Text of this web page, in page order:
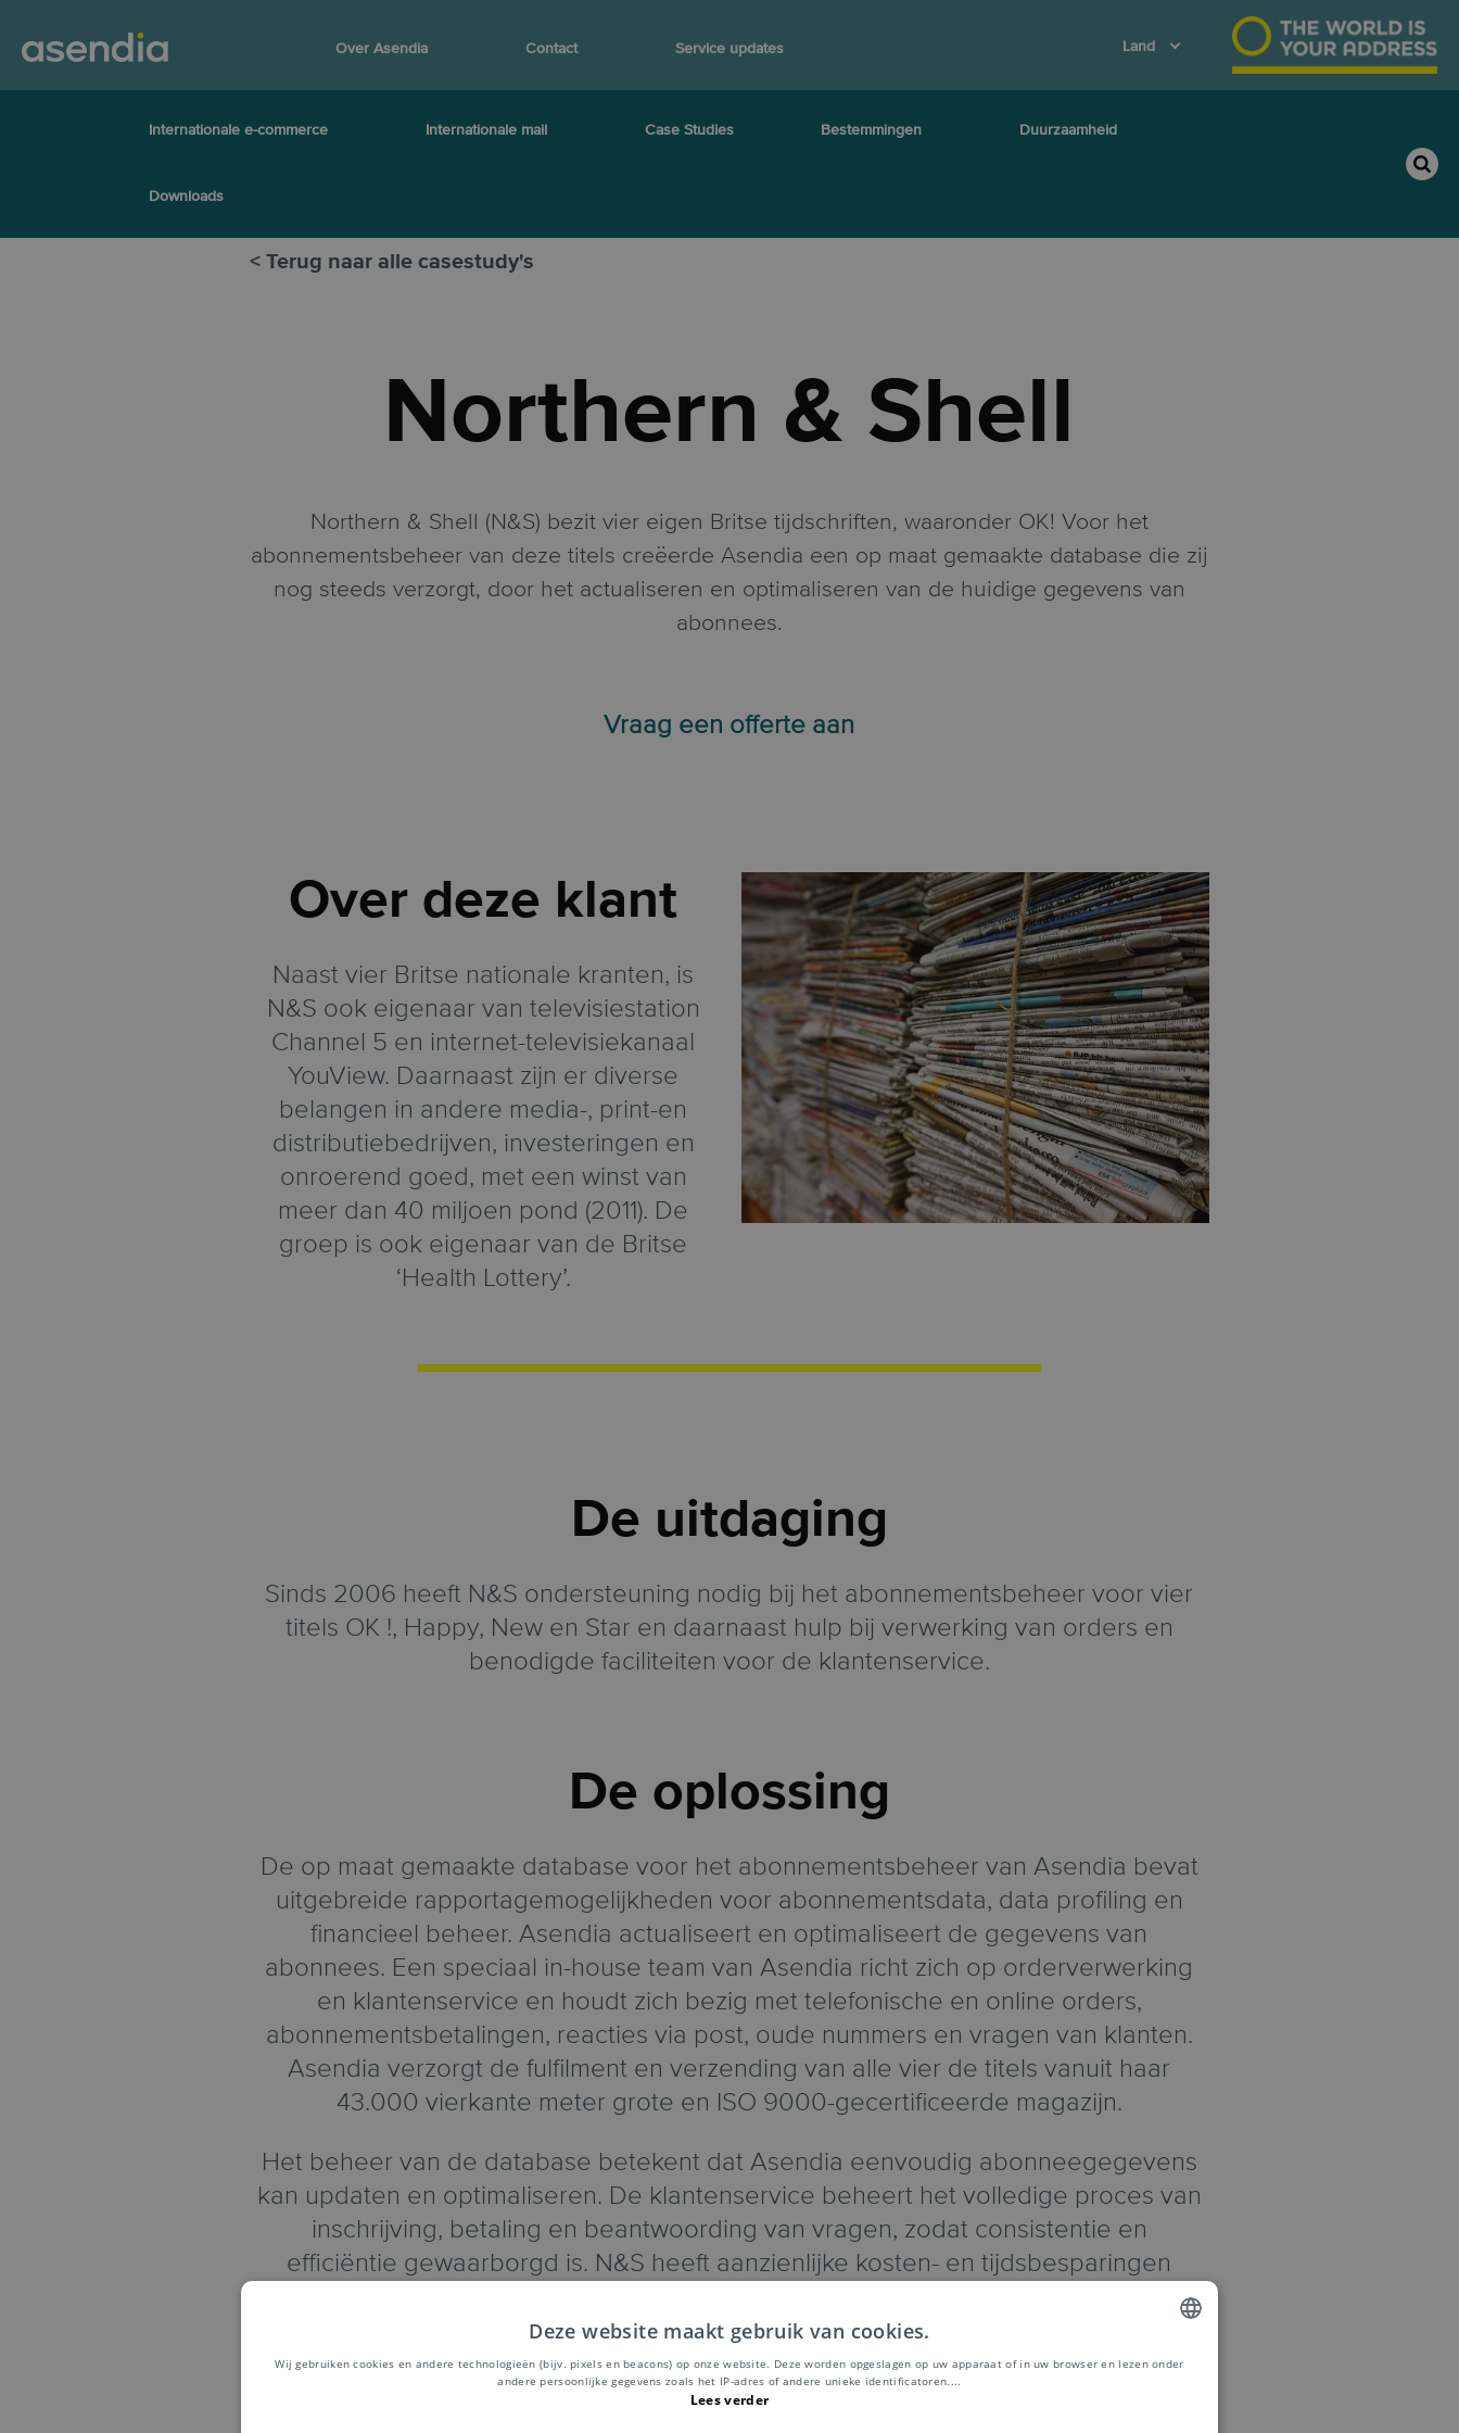
Over Asendia Contact Service updates Land
Internationale e-commerce Internationale mail Case Studies Bestemmingen Duurzaamheid
Downloads
< Terug naar alle casestudy's
Northern & Shell
Northern & Shell (N&S) bezit vier eigen Britse tijdschriften, waaronder OK! Voor het
abonnementsbeheer van deze titels creëerde Asendia een op maat gemaakte database die zij
nog steeds verzorgt, door het actualiseren en optimaliseren van de huidige gegevens van
abonnees.
Vraag een offerte aan
Over deze klant
Naast vier Britse nationale kranten, is
N&S ook eigenaar van televisiestation
Channel 5 en internet-televisiekanaal
YouView. Daarnaast zijn er diverse
belangen in andere media-, print-en
distributiebedrijven, investeringen en
onroerend goed, met een winst van
meer dan 40 miljoen pond (2011). De
groep is ook eigenaar van de Britse
‘Health Lottery’.
De uitdaging
Sinds 2006 heeft N&S ondersteuning nodig bij het abonnementsbeheer voor vier
titels OK !, Happy, New en Star en daarnaast hulp bij verwerking van orders en
benodigde faciliteiten voor de klantenservice.
De oplossing
De op maat gemaakte database voor het abonnementsbeheer van Asendia bevat
uitgebreide rapportagemogelijkheden voor abonnementsdata, data profiling en
financieel beheer. Asendia actualiseert en optimaliseert de gegevens van
abonnees. Een speciaal in-house team van Asendia richt zich op orderverwerking
en klantenservice en houdt zich bezig met telefonische en online orders,
abonnementsbetalingen, reacties via post, oude nummers en vragen van klanten.
Asendia verzorgt de fulfilment en verzending van alle vier de titels vanuit haar
43.000 vierkante meter grote en ISO 9000-gecertificeerde magazijn.
Het beheer van de database betekent dat Asendia eenvoudig abonneegegevens
kan updaten en optimaliseren. De klantenservice beheert het volledige proces van
inschrijving, betaling en beantwoording van vragen, zodat consistentie en
efficiëntie gewaarborgd is. N&S heeft aanzienlijke kosten- en tijdsbesparingen
Asendia.
DUTCH
Deze website maakt gebruik van cookies.
Wij gebruiken cookies en andere technologieën (bijv. pixels en beacons) op onze website. Deze worden opgeslagen op uw apparaat of in uw browser en lezen onder
andere persoonlijke gegevens zoals het IP-adres of andere unieke identificatoren....
Lees verder